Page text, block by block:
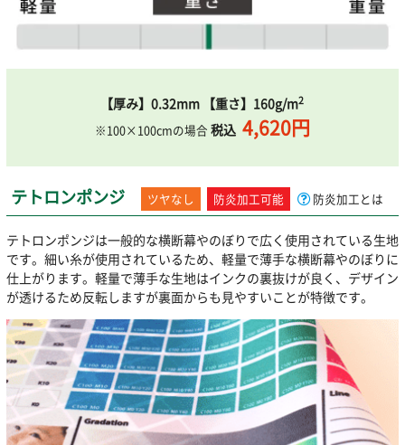
【厚み】0.32mm 【重さ】160g/m2
※100×100cmの場合 税込 4,620円
テトロンポンジ ツヤなし 防炎加工可能 防炎加工とは
テトロンポンジは一般的な横断幕やのぼりで広く使用されている生地
です。細い糸が使用されているため、軽量で薄手な横断幕やのぼりに
仕上がります。軽量で薄手な生地はインクの裏抜けが良く、デザイン
が透けるため反転しますが裏面からも見やすいことが特徴です。